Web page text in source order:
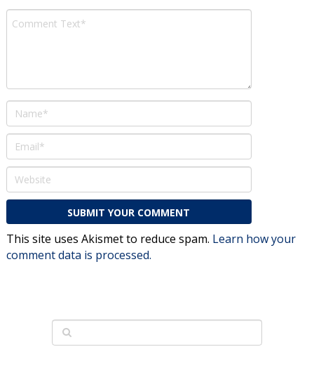
This site uses Akismet to reduce spam. Learn how your
comment data is processed.